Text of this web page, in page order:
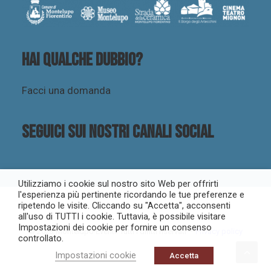
Hai qualche dubbio?
Facci una domanda
Seguici sui nostri canali social
© 2023 Montelupo Eventi. Tutti i diritti riservati –Privacy policy
Utilizziamo i cookie sul nostro sito Web per offrirti
l'esperienza più pertinente ricordando le tue preferenze e
ripetendo le visite. Cliccando su "Accetta", acconsenti
all'uso di TUTTI i cookie. Tuttavia, è possibile visitare
Impostazioni dei cookie per fornire un consenso
controllato.
Impostazioni cookie
Accetta